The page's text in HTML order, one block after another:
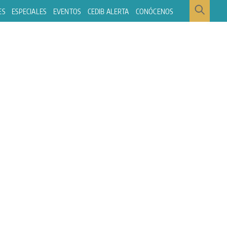
ESPECIALES EVENTOS CEDIB ALERTA CONÓCENOS